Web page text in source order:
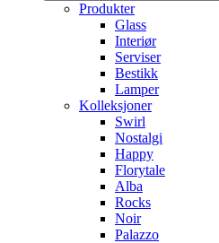
Produkter
Glass
Interiør
Serviser
Bestikk
Lamper
Kolleksjoner
Swirl
Nostalgi
Happy
Florytale
Alba
Rocks
Noir
Palazzo